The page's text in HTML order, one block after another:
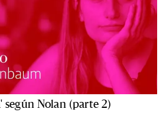
según Nolan (parte 2)